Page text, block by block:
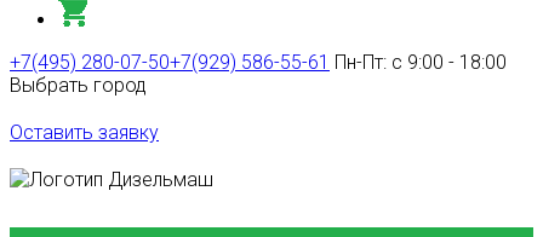
+7(495) 280-07-50+7(929) 586-55-61 Пн-Пт: с 9:00 - 18:00
Выбрать город
Оставить заявку